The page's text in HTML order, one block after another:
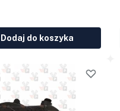
Dodaj do koszyka